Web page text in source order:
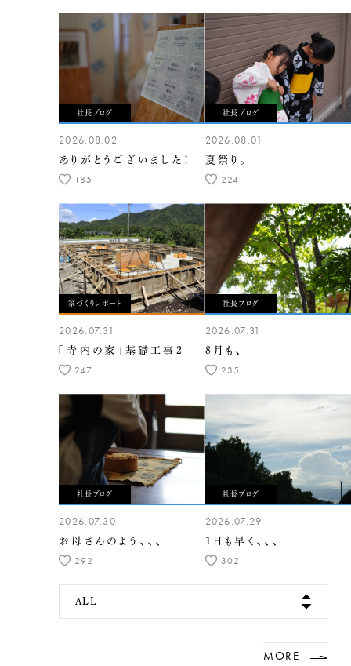
社長ブログ
2026.08.02
ありがとうございました！
185
社長ブログ
2026.08.01
夏祭り。
224
家づくりレポート
2026.07.31
「寺内の家」基礎工事2
247
社長ブログ
2026.07.31
8月も、
235
社長ブログ
2026.07.30
お母さんのよう、、、
292
社長ブログ
2026.07.29
1日も早く、、、
302
ALL
MORE